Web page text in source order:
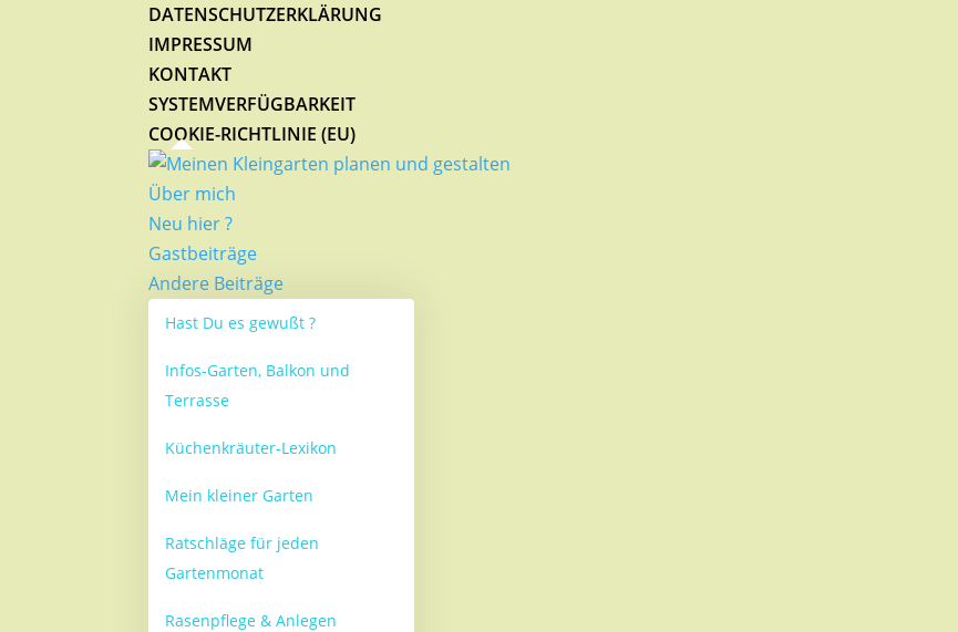
DATENSCHUTZERKLÄRUNG
IMPRESSUM
KONTAKT
SYSTEMVERFÜGBARKEIT
COOKIE-RICHTLINIE (EU)
Über mich
Neu hier ?
Gastbeiträge
Andere Beiträge
Hast Du es gewußt ?
Infos-Garten, Balkon und
Terrasse
Küchenkräuter-Lexikon
Mein kleiner Garten
Ratschläge für jeden
Gartenmonat
Rasenpflege & Anlegen